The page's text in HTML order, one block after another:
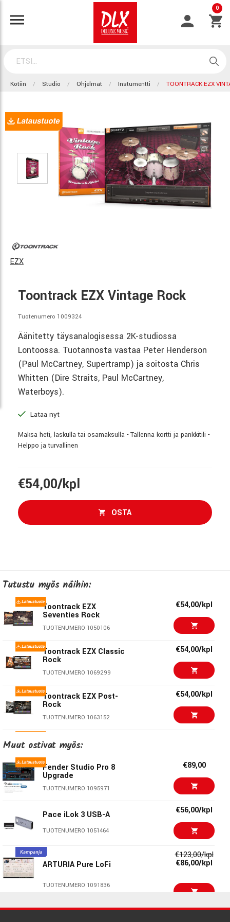
0
Kotiin Studio Ohjelmat Instumentti TOONTRACK EZX
EZX
Toontrack EZX Vintage Rock
Tuotenumero 1009324
Äänitetty täysanalogisessa 2K-studiossa
Lontoossa. Tuotannosta vastaa Peter Henderson
(Paul McCartney, Supertramp) ja soitosta Chris
Whitten (Dire Straits, Paul McCartney,
Waterboys).
Lataa nyt
Maksa heti, laskulla tai osamaksulla - Tallenna kortti ja pankkitili -
Helppo ja turvallinen
€54,00/kpl
OSTA
Tutustu myös näihin:
Toontrack EZX
Seventies Rock
TUOTENUMERO 1050106
€54,00/kpl
Toontrack EZX Classic
Rock
TUOTENUMERO 1069299
€54,00/kpl
Toontrack EZX Post-
Rock
TUOTENUMERO 1063152
€54,00/kpl
Toontrack EZX Rock
Solid
TUOTENUMERO 1040990
Toontrack The Classic
EZX
€54,00/kpl
Toontrack EZX Jazz
TUOTENUMERO 1021441
€54,00/kpl
Muut ostivat myös:
Fender Studio Pro 8
Upgrade
TUOTENUMERO 1095971
€89,00
Pace iLok 3 USB-A
TUOTENUMERO 1051464
€56,00/kpl
ARTURIA Pure LoFi
TUOTENUMERO 1091836
€123,00/kpl
€86,00/kpl